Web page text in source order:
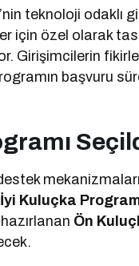
teknoloji odaklı
için özel olarak
Girişimcilerin
başvuru
Kuluçka
Ön